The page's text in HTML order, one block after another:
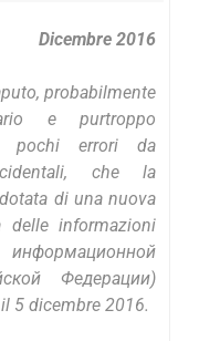
Dicembre 2016
probabilmente
e purtroppo
pochi errori da
che la
di una nuova
delle informazioni
информационнои
ской Федерации)
5 dicembre 2016.